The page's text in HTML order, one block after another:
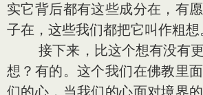
实它背后都有这些成分在，有
子在，这些我们都把它叫作粗想
接下来，比这个想有没有更
想？有的。这个我们在佛教里
们的心，当我们的心面对境界